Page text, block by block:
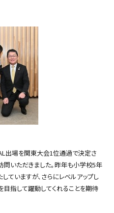
出場を関東大会1位通過で決定さ
いただきました。昨年も小学校5年
ていますが、さらにレベルアップし
目指して躍動してくれることを期待